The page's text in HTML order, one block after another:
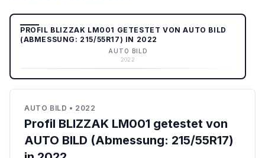
PROFIL BLIZZAK LM001 GETESTET VON AUTO BILD
(ABMESSUNG: 215/55R17) IN 2022
AUTO BILD
2022
AUTO BILD • 2022
Profil BLIZZAK LM001 getestet von
AUTO BILD (Abmessung: 215/55R17)